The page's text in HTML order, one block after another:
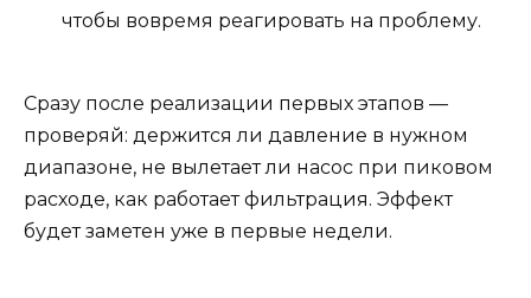
чтобы вовремя реагировать на проблему.
Сразу после реализации первых этапов —
проверяй: держится ли давление в нужном
диапазоне, не вылетает ли насос при пиковом
расходе, как работает фильтрация. Эффект
будет заметен уже в первые недели.